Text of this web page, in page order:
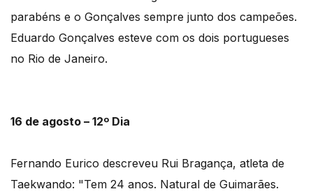
parabéns e o Gonçalves sempre junto dos campeões.
Eduardo Gonçalves esteve com os dois portugueses
no Rio de Janeiro.
16 de agosto – 12º Dia
Fernando Eurico descreveu Rui Bragança, atleta de
Taekwando: "Tem 24 anos. Natural de Guimarães.